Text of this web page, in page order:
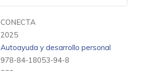
CONECTA
2025
Autoayuda y desarrollo personal
978-84-18053-94-8